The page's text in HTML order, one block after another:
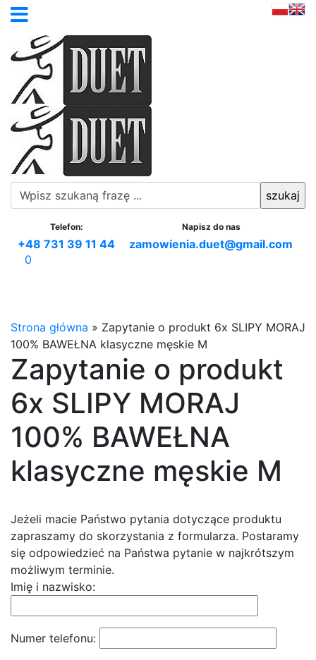
Telefon:
+48 731 39 11 44
Napisz do nas
zamowienia.duet@gmail.com
0
Strona główna » Zapytanie o produkt 6x SLIPY MORAJ
100% BAWEŁNA klasyczne męskie M
Zapytanie o produkt
6x SLIPY MORAJ
100% BAWEŁNA
klasyczne męskie M
Jeżeli macie Państwo pytania dotyczące produktu
zapraszamy do skorzystania z formularza. Postaramy
się odpowiedzieć na Państwa pytanie w najkrótszym
możliwym terminie.
Imię i nazwisko:
Numer telefonu: